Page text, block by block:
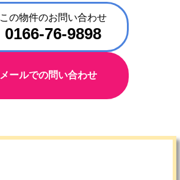
この物件のお問い合わせ
0166-76-9898
メールでの問い合わせ